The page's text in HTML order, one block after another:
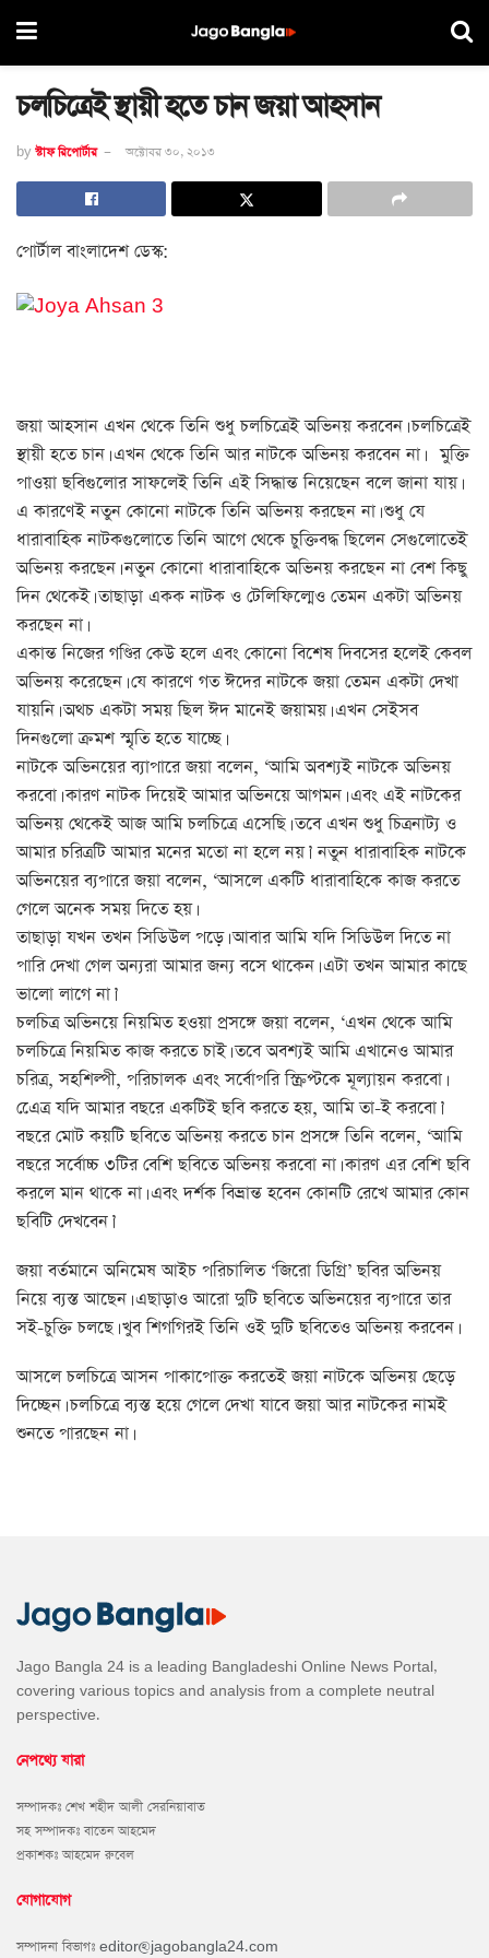
চলচিত্রেই স্থায়ী হতে চান জয়া আহসান
by স্টাফ রিপোর্টার অক্টোবর ৩০, ২০১৩
পোর্টাল বাংলাদেশ ডেস্ক:
জয়া আহসান এখন থেকে তিনি শুধু চলচিত্রেই অভিনয় করবেন। চলচিত্রেই
স্থায়ী হতে চান। এখন থেকে তিনি আর নাটকে অভিনয় করবেন না। মুক্তি
পাওয়া ছবিগুলোর সাফলেই তিনি এই সিদ্ধান্ত নিয়েছেন বলে জানা যায়।
এ কারণেই নতুন কোনো নাটকে তিনি অভিনয় করছেন না। শুধু যে
ধারাবাহিক নাটকগুলোতে তিনি আগে থেকে চুক্তিবদ্ধ ছিলেন সেগুলোতেই
অভিনয় করছেন। নতুন কোনো ধারাবাহিকে অভিনয় করছেন না বেশ কিছু
দিন থেকেই। তাছাড়া একক নাটক ও টেলিফিল্মেও তেমন একটা অভিনয়
করছেন না।
একান্ত নিজের গণ্ডির কেউ হলে এবং কোনো বিশেষ দিবসের হলেই কেবল
অভিনয় করেছেন। যে কারণে গত ঈদের নাটকে জয়া তেমন একটা দেখা
যায়নি। অথচ একটা সময় ছিল ঈদ মানেই জয়াময়। এখন সেইসব
দিনগুলো ক্রমশ স্মৃতি হতে যাচ্ছে।
নাটকে অভিনয়ের ব্যাপারে জয়া বলেন, ‘আমি অবশ্যই নাটকে অভিনয়
করবো। কারণ নাটক দিয়েই আমার অভিনয়ে আগমন। এবং এই নাটকের
অভিনয় থেকেই আজ আমি চলচিত্রে এসেছি। তবে এখন শুধু চিত্রনাট্য ও
আমার চরিত্রটি আমার মনের মতো না হলে নয়।’ নতুন ধারাবাহিক নাটকে
অভিনয়ের ব্যপারে জয়া বলেন, ‘আসলে একটি ধারাবাহিকে কাজ করতে
গেলে অনেক সময় দিতে হয়।
তাছাড়া যখন তখন সিডিউল পড়ে। আবার আমি যদি সিডিউল দিতে না
পারি দেখা গেল অন্যরা আমার জন্য বসে থাকেন। এটা তখন আমার কাছে
ভালো লাগে না।’
চলচিত্র অভিনয়ে নিয়মিত হওয়া প্রসঙ্গে জয়া বলেন, ‘এখন থেকে আমি
চলচিত্রে নিয়মিত কাজ করতে চাই। তবে অবশ্যই আমি এখানেও আমার
চরিত্র, সহশিল্পী, পরিচালক এবং সর্বোপরি স্ক্রিপ্টকে মূল্যায়ন করবো।
এেেত্র যদি আমার বছরে একটিই ছবি করতে হয়, আমি তা-ই করবো।’
বছরে মোট কয়টি ছবিতে অভিনয় করতে চান প্রসঙ্গে তিনি বলেন, ‘আমি
বছরে সর্বোচ্চ ৩টির বেশি ছবিতে অভিনয় করবো না। কারণ এর বেশি ছবি
করলে মান থাকে না। এবং দর্শক বিভ্রান্ত হবেন কোনটি রেখে আমার কোন
ছবিটি দেখবেন।’
জয়া বর্তমানে অনিমেষ আইচ পরিচালিত ‘জিরো ডিগ্রি’ ছবির অভিনয়
নিয়ে ব্যস্ত আছেন। এছাড়াও আরো দুটি ছবিতে অভিনয়ের ব্যপারে তার
সই-চুক্তি চলছে। খুব শিগগিরই তিনি ওই দুটি ছবিতেও অভিনয় করবেন।
আসলে চলচিত্রে আসন পাকাপোক্ত করতেই জয়া নাটকে অভিনয় ছেড়ে
দিচ্ছেন। চলচিত্রে ব্যস্ত হয়ে গেলে দেখা যাবে জয়া আর নাটকের নামই
শুনতে পারছেন না।
Jago Bangla 24 is a leading Bangladeshi Online News Portal,
covering various topics and analysis from a complete neutral
perspective.
নেপথ্যে যারা
সম্পাদকঃ শেখ শহীদ আলী সেরনিয়াবাত
সহ সম্পাদকঃ বাতেন আহমেদ
প্রকাশকঃ আহমেদ রুবেল
যোগাযোগ
সম্পাদনা বিভাগঃ editor@jagobangla24.com